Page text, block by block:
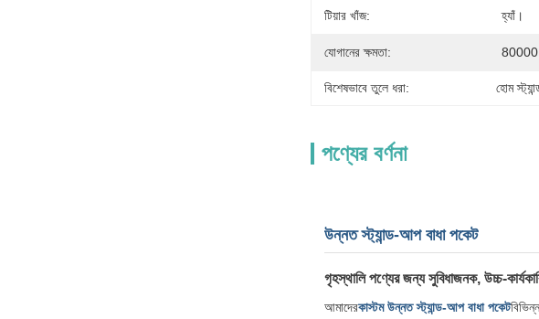
টিয়ার খাঁজ: হ্যাঁ।
যোগানের ক্ষমতা: 80000
বিশেষভাবে তুলে ধরা: হোম
পণ্যের বর্ণনা
উন্নত স্ট্যান্ড-আপ বাধা পকেট
গৃহস্থালি পণ্যের জন্য সুবিধাজনক, উচ্চ-
আমাদেরকাস্টম উন্নত স্ট্যান্ড-আপ বাধা পকেট